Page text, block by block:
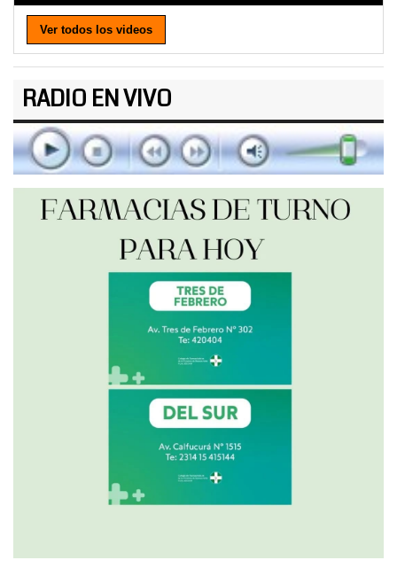
Ver todos los videos
RADIO EN VIVO